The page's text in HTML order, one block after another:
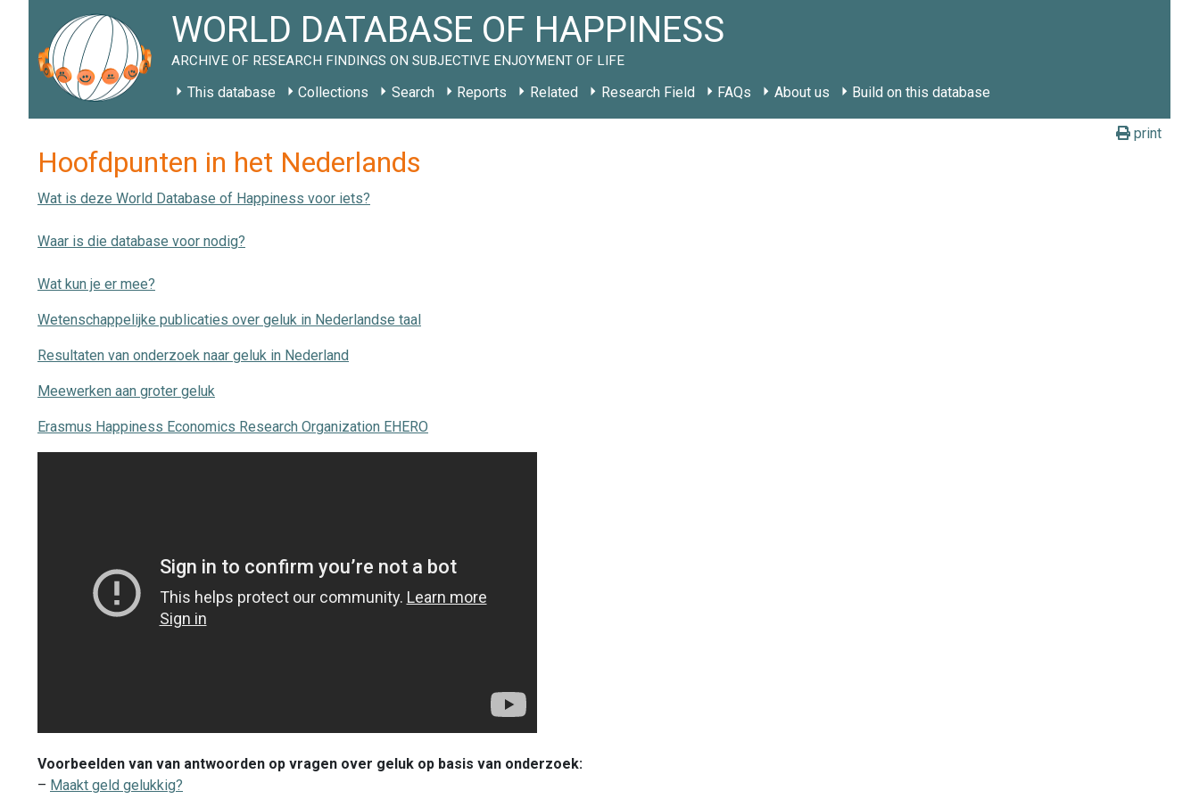
WORLD DATABASE OF HAPPINESS
ARCHIVE OF RESEARCH FINDINGS ON SUBJECTIVE ENJOYMENT OF LIFE
This database Collections Search Reports Related Research Field FAQs About us Build on this database
print
Hoofdpunten in het Nederlands
Wat is deze World Database of Happiness voor iets?
Waar is die database voor nodig?
Wat kun je er mee?
Wetenschappelijke publicaties over geluk in Nederlandse taal
Resultaten van onderzoek naar geluk in Nederland
Meewerken aan groter geluk
Erasmus Happiness Economics Research Organization EHERO
Voorbeelden van van antwoorden op vragen over geluk op basis van onderzoek:
– Maakt geld gelukkig?